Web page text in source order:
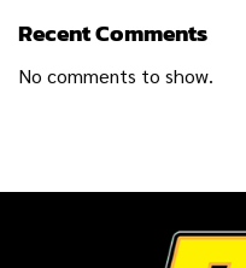
Recent Comments
No comments to show.